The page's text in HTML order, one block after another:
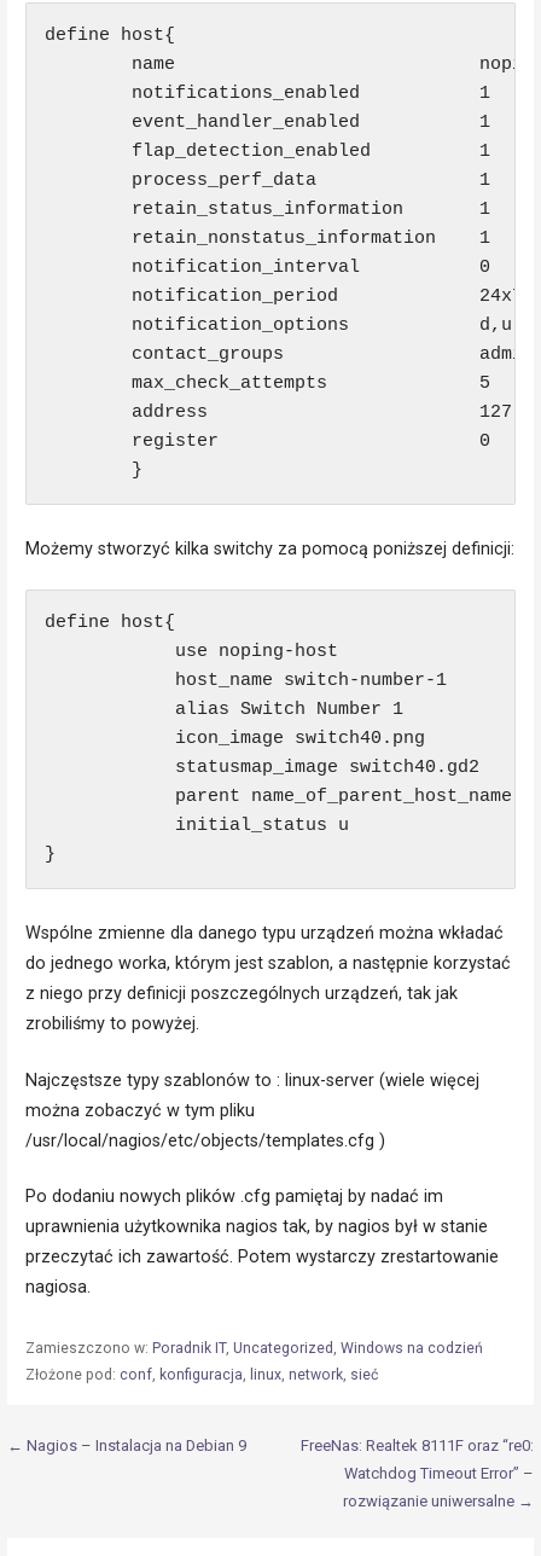
define host{
name
notifications_enabled
event_handler_enabled
flap_detection_enabled
process_perf_data
retain_status_information
retain_nonstatus_information
        notification_interval           0
        notification_period             24x7
        notification_options            d,u,r
contact_groups
        max_check_attempts              5
address
register
        }
Możemy stworzyć kilka switchy za pomocą poniższej definicji:
define host{
            use noping-host
            host_name switch-number-1
            alias Switch Number 1
            icon_image switch40.png
            statusmap_image switch40.gd2
parent name_of_parent_host_name
            initial_status u
}
Wspólne zmienne dla danego typu urządzeń można wkładać
do jednego worka, którym jest szablon, a następnie korzystać
z niego przy definicji poszczególnych urządzeń, tak jak
zrobiliśmy to powyżej.
Najczęstsze typy szablonów to : linux-server (wiele więcej
można zobaczyć w tym pliku
/usr/local/nagios/etc/objects/templates.cfg )
Po dodaniu nowych plików .cfg pamiętaj by nadać im
uprawnienia użytkownika nagios tak, by nagios był w stanie
przeczytać ich zawartość. Potem wystarczy zrestartowanie
nagiosa.
Zamieszczono w: Poradnik IT, Uncategorized , Windows na codzień
Złożone pod: conf, konfiguracja, linux, network, sieć
Nawigacja
← Nagios – Instalacja na Debian 9
FreeNas: Realtek 8111F oraz “re0:
Watchdog Timeout Error” –
rozwiązanie uniwersalne →